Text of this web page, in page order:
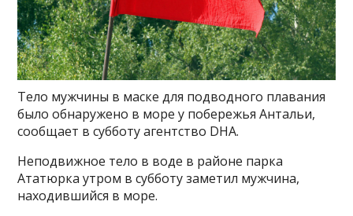
Тело мужчины в маске для подводного плавания
было обнаружено в море у побережья Антальи,
сообщает в субботу агентство DHA.
Неподвижное тело в воде в районе парка
Ататюрка утром в субботу заметил мужчина,
находившийся в море.